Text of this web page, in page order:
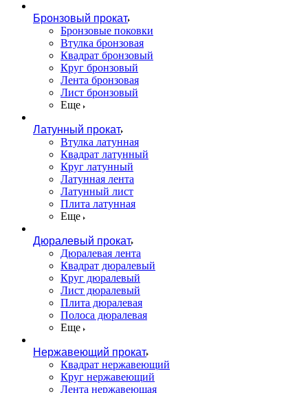
Бронзовый прокат
Бронзовые поковки
Втулка бронзовая
Квадрат бронзовый
Круг бронзовый
Лента бронзовая
Лист бронзовый
Еще
Латунный прокат
Втулка латунная
Квадрат латунный
Круг латунный
Латунная лента
Латунный лист
Плита латунная
Еще
Дюралевый прокат
Дюралевая лента
Квадрат дюралевый
Круг дюралевый
Лист дюралевый
Плита дюралевая
Полоса дюралевая
Еще
Нержавеющий прокат
Квадрат нержавеющий
Круг нержавеющий
Лента нержавеющая